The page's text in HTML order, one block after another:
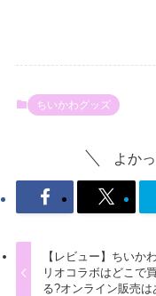
ちいかわグッズ
よか
【レビュー】ちいか
リオコラボはどこで
る?オンライン販売は